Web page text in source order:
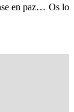
en paz… Os lo